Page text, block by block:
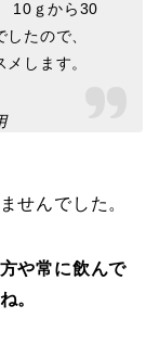
10ｇから30
たので、
します。
せんでした。
や常に飲んで
。